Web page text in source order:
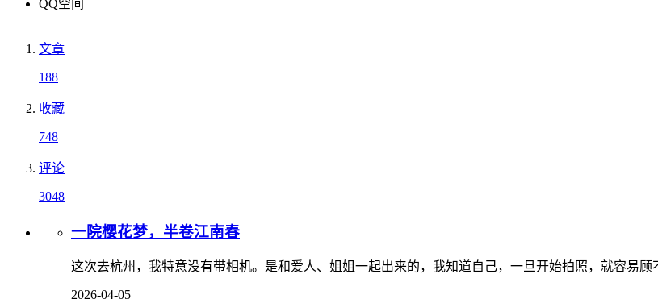
QQ空间
文章
188
收藏
748
评论
3048
一院樱花梦，半卷江南春
这次去杭州，我特意没有带相机。是和爱人、姐姐一起出来的，我知道自己，一旦开始拍照，就容易
2026-04-05